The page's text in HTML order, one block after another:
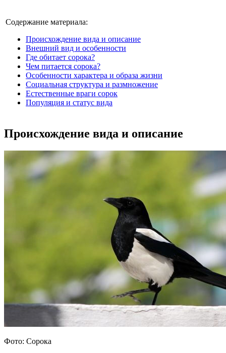
Содержание материала:
Происхождение вида и описание
Внешний вид и особенности
Где обитает сорока?
Чем питается сорока?
Особенности характера и образа жизни
Социальная структура и размножение
Естественные враги сорок
Популяция и статус вида
Происхождение вида и описание
Фото: Сорока